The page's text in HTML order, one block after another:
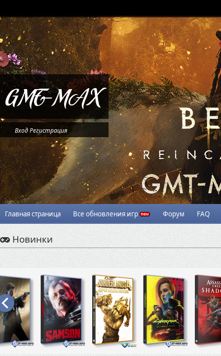
ВходРегистрация
Главная страница Все обновления игр Форум FAQ
Новинки